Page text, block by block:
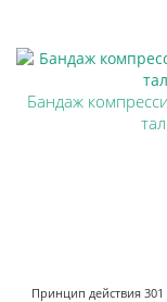
Бандаж
Принцип действия